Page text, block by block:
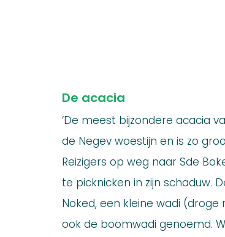
De acacia
‘De meest bijzondere acacia
de Negev woestijn en is zo
Reizigers op weg naar Sde
te picknicken in zijn schaduw.
Noked, een kleine wadi
ook de boomwadi genoemd.